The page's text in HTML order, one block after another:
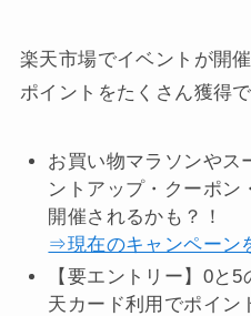
楽天市場でイベントが開
ポイントをたくさん獲得
お買い物マラソンやス
ントアップ・クーポン
開催されるかも？！
⇒現在のキャンペーン
【要エントリー】0と
天カード利用でポイン